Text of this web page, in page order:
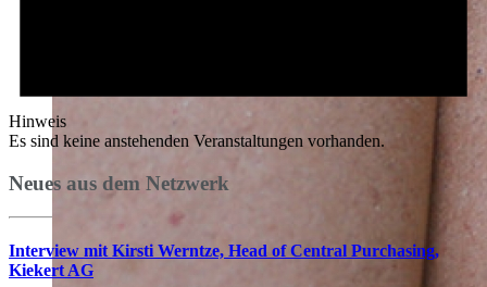
Hinweis
Es sind keine anstehenden Veranstaltungen vorhanden.
Neues aus dem Netzwerk
Interview mit Kirsti Werntze, Head of Central Purchasing,
Kiekert AG